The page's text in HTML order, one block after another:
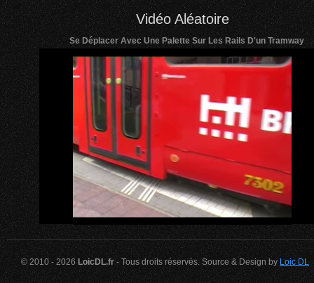
Vidéo Aléatoire
Se Déplacer Avec Une Palette Sur Les Rails D'un Tramway
© 2010 - 2026 LoicDL.fr- Tous droits réservés. Source & Design byLoic DL